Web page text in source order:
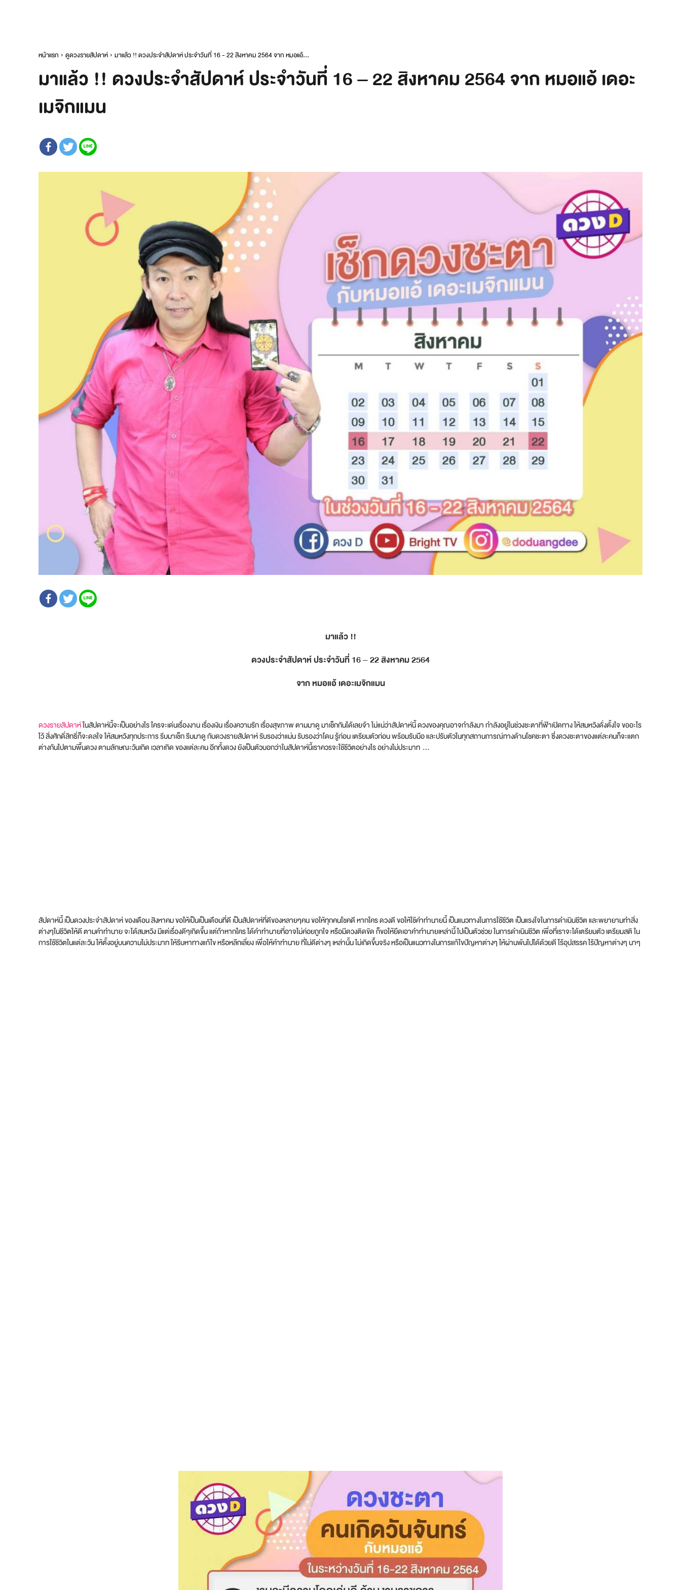
หน้าแรก ดูดวงรายสัปดาห์ มาแล้ว !! ดวงประจำสัปดาห์ ประจำวันที่ 16 - 22 สิงหาคม 2564 จาก หมอแอ้...
มาแล้ว !! ดวงประจำสัปดาห์ ประจำวันที่ 16 – 22 สิงหาคม 2564 จาก หมอแอ้ เดอะ
เมจิกแมน
มาแล้ว !!
ดวงประจำสัปดาห์ ประจำวันที่ 16 – 22 สิงหาคม 2564
จาก หมอแอ้ เดอะเมจิกแมน
ดวงรายสัปดาห์ในสัปดาห์นี้จะเป็นอย่างไร ใครจะเด่นเรื่องงาน เรื่องเงิน เรื่องความรัก เรื่องสุขภาพ ตามมาดู มาเช็กกันได้เลยจ้า ไม่แน่ว่าสัปดาห์นี้ ดวงของคุณอาจกำลังมา กำลังอยู่ในช่วงชะตาที่ฟ้าเปิดทาง ให้สมหวังดั่งตั้งใจ ขออะไร
ไว้ สิ่งศักดิ์สิทธิ์ก็จะดลใจ ให้สมหวังทุกประการ รีบมาเช็ก รีบมาดู กับดวงรายสัปดาห์ รับรองว่าแม่น รับรองว่าโดน รู้ก่อน เตรียมตัวก่อน พร้อมรับมือ และปรับตัวในทุกสถานการณ์ทางด้านโชคชะตา ซึ่งดวงชะตาของแต่ละคนก็จะแตก
ต่างกันไปตามพื้นดวง ตามลักษณะวันเกิด เวลาเกิด ของแต่ละคน อีกทั้งดวง ยังเป็นตัวบอกว่าในสัปดาห์นี้เราควรจะใช้ชีวิตอย่างไร อย่างไม่ประมาท …
สัปดาห์นี้ เป็นดวงประจำสัปดาห์ ของเดือน สิงหาคม ขอให้เป็นเป็นเดือนที่ดี เป็นสัปดาห์ที่ดีของหลายๆคน ขอให้ทุกคนโชคดี หากใคร ดวงดี ขอให้ใช้คำทำนายนี้ เป็นแนวทางในการใช้ชีวิต เป็นแรงใจในการดำเนินชีวิต และพยายามทำสิ่ง
ต่างๆในชีวิตให้ดี ตามคำทำนาย จะได้สมหวัง มีแต่เรื่องดีๆเกิดขึ้น แต่ถ้าหากใคร ได้คำทำนายที่อาจไม่ค่อยถูกใจ หรือมีดวงติดขัด ก็ขอให้ยึดเอาคำทำนายเหล่านี้ ไปเป็นตัวช่วย ในการดำเนินชีวิต เพื่อที่เราจะได้เตรียมตัว เตรียมสติ ใน
การใช้ชีวิตในแต่ละวัน ให้ตั้งอยู่บนความไม่ประมาท ให้รีบหาทางแก้ไข หรือหลีกเลี่ยง เพื่อให้คำทำนาย ที่ไม่ดีต่างๆ เหล่านั้น ไม่เกิดขึ้นจริง หรือเป็นแนวทางในการแก้ไขปัญหาต่างๆ ให้ผ่านพ้นไปได้ด้วยดี ไร้อุปสรรค ไร้ปัญหาต่างๆ นาๆ